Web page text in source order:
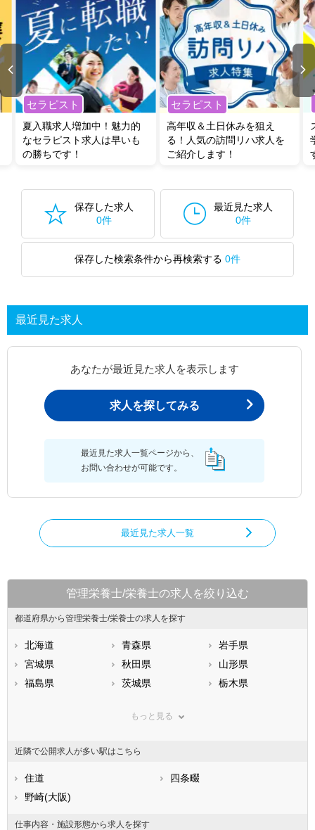
セラピスト
夏入職求人増加中！魅力的
なセラピスト求人は早いも
の勝ちです！
セラピスト
高年収＆土日休みを狙え
る！人気の訪問リハ求人を
ご紹介します！
保存した求人
0件
最近見た求人
0件
保存した検索条件から再検索する 0件
最近見た求人
あなたが最近見た求人を表示します
求人を探してみる
最近見た求人一覧ページから、
お問い合わせが可能です。
最近見た求人一覧
管理栄養士/栄養士の求人を絞り込む
都道府県から管理栄養士/栄養士の求人を探す
北海道 青森県
岩手県
宮城県
秋田県
山形県
福島県
茨城県
栃木県
神奈川県
石川県
福井県
静岡県
滋賀県
もっと見る
近隣で公開求人が多い駅はこちら
住道
四条畷
野崎(大阪)
仕事内容・施設形態から求人を探す